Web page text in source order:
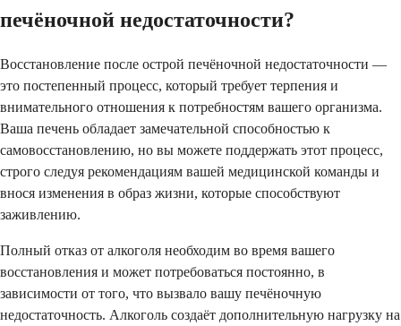
печёночной недостаточности?
Восстановление после острой печёночной недостаточности —
это постепенный процесс, который требует терпения и
внимательного отношения к потребностям вашего организма.
Ваша печень обладает замечательной способностью к
самовосстановлению, но вы можете поддержать этот процесс,
строго следуя рекомендациям вашей медицинской команды и
внося изменения в образ жизни, которые способствуют
заживлению.
Полный отказ от алкоголя необходим во время вашего
восстановления и может потребоваться постоянно, в
зависимости от того, что вызвало вашу печёночную
недостаточность. Алкоголь создаёт дополнительную нагрузку на